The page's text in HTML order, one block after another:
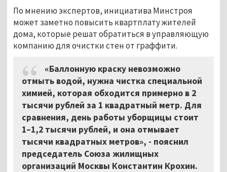
По мнению экспертов, инициатива Минстроя
может заметно повысить квартплату жителей
дома, которые решат обратиться в управляющую
компанию для очистки стен от граффити.
«Баллонную краску невозможно
отмыть водой, нужна чистка специальной
химией, которая обходится примерно в 2
тысячи рублей за 1 квадратный метр. Для
сравнения, день работы уборщицы стоит
1–1,2 тысячи рублей, и она отмывает
тысячи квадратных метров», - пояснил
председатель Союза жилищных
организаций Москвы Константин Крохин.